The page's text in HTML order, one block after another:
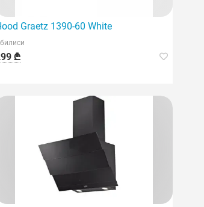
BKGraetz 1390-60 White
₾